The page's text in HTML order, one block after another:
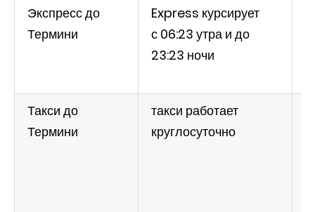
Экспресс до
Термини
Express курсирует
с 06:23 утра и до
23:23 ночи
Такси до
Термини
такси работает
круглосуточно